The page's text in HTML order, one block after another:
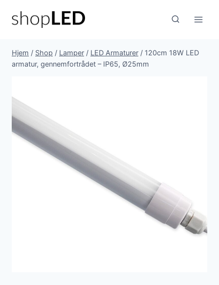
Hjem / Shop / Lamper / LED Armaturer / 120cm 18W LED
armatur, gennemfortrådet – IP65, Ø25mm